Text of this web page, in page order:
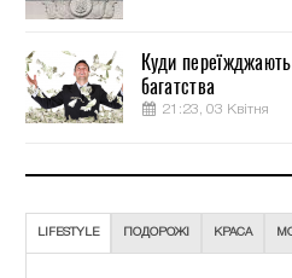
Куди
багатства
21:23, 03 Квітня
LIFESTYLE ПОДОРОЖІ КРАСА